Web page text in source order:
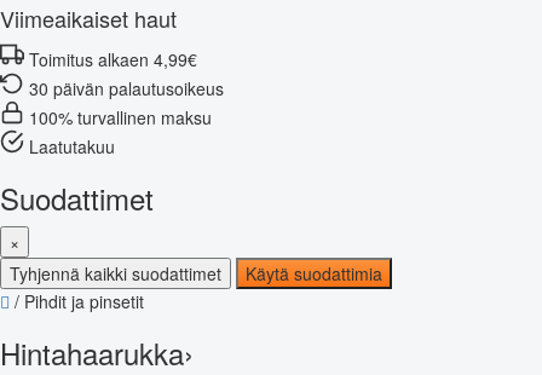
Viimeaikaiset haut
Toimitus alkaen 4,99€
30 päivän palautusoikeus
100% turvallinen maksu
Laatutakuu
Suodattimet
×
Tyhjennä kaikki suodattimet
Käytä suodattimia
/ Pihdit ja pinsetit
Hintahaarukka›